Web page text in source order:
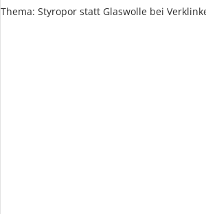
Thema: Styropor statt Glaswolle bei